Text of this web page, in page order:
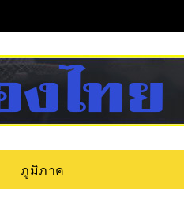
ภูมิภาค